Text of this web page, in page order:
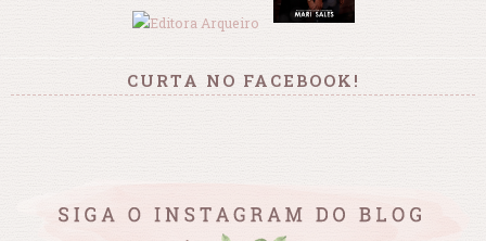
CURTA NO FACEBOOK!